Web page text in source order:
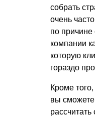
собрать
очень
по причине
компании
которую
гораздо
Кроме
вы